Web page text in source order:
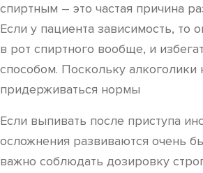
спиртным – это частая причина
Если у пациента зависимость, то
в рот спиртного вообще, и
способом. Поскольку алкоголики
придерживаться нормы
Если выпивать после приступа
осложнения развиваются очень
важно соблюдать дозировку